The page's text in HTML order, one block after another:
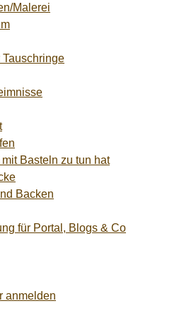
Malerei
Tauschringe
Basteln zu tun hat
Backen
für Portal, Blogs & Co
anmelden